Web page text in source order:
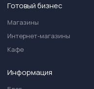
Готовый бизнес
Магазины
Интернет-магазины
Кафе
Информация